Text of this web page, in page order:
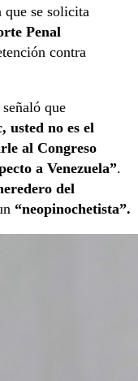
que se solicita
Penal
contra
que
usted no es el
al Congreso
a Venezuela”.
del
“neopinochetista”.